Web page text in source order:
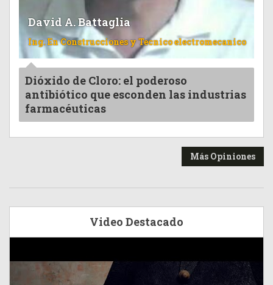
David A. Battaglia
Ing. En Construcciones y Tecnico electromecanico
Dióxido de Cloro: el poderoso
antibiótico que esconden las industrias
farmacéuticas
Más Opiniones
Video Destacado